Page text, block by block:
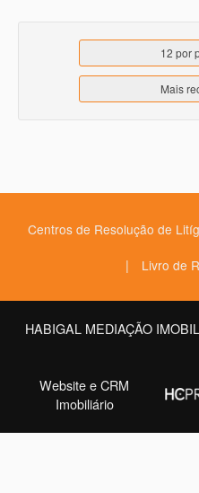
12 por
Mais
Centros de Resolução de
| Livro de
HABIGAL MEDIAÇÃO
Website e CRM
Imobiliário